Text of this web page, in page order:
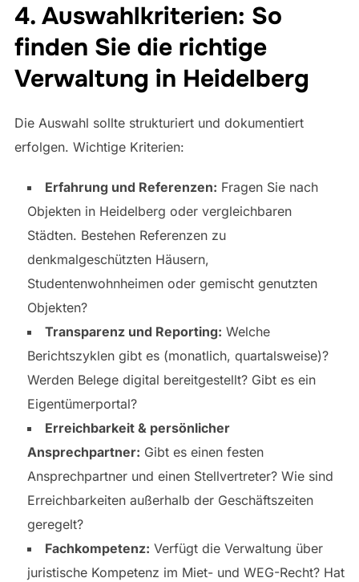
4. Auswahlkriterien: So
finden Sie die richtige
Verwaltung in Heidelberg
Die Auswahl sollte strukturiert und dokumentiert
erfolgen. Wichtige Kriterien:
Erfahrung und Referenzen: Fragen Sie nach
Objekten in Heidelberg oder vergleichbaren
Städten. Bestehen Referenzen zu
denkmalgeschützten Häusern,
Studentenwohnheimen oder gemischt genutzten
Objekten?
Transparenz und Reporting: Welche
Berichtszyklen gibt es (monatlich, quartalsweise)?
Werden Belege digital bereitgestellt? Gibt es ein
Eigentümerportal?
Erreichbarkeit & persönlicher
Ansprechpartner: Gibt es einen festen
Ansprechpartner und einen Stellvertreter? Wie sind
Erreichbarkeiten außerhalb der Geschäftszeiten
geregelt?
Fachkompetenz: Verfügt die Verwaltung über
juristische Kompetenz im Miet- und WEG-Recht? Hat